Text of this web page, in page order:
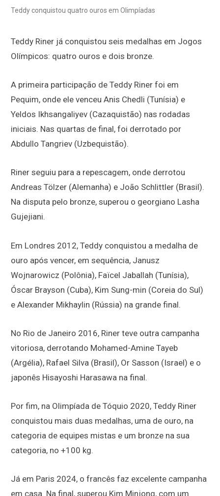
Teddy conquistou quatro ouros em Olimpíadas
Teddy Riner já conquistou seis medalhas em Jogos
Olímpicos: quatro ouros e dois bronze.
A primeira participação de Teddy Riner foi em
Pequim, onde ele venceu Anis Chedli (Tunísia) e
Yeldos Ikhsangaliyev (Cazaquistão) nas rodadas
iniciais. Nas quartas de final, foi derrotado por
Abdullo Tangriev (Uzbequistão).
Riner seguiu para a repescagem, onde derrotou
Andreas Tölzer (Alemanha) e João Schlittler (Brasil).
Na disputa pelo bronze, superou o georgiano Lasha
Gujejiani.
Em Londres 2012, Teddy conquistou a medalha de
ouro após vencer, em sequência, Janusz
Wojnarowicz (Polônia), Faïcel Jaballah (Tunísia),
Óscar Brayson (Cuba), Kim Sung-min (Coreia do Sul)
e Alexander Mikhaylin (Rússia) na grande final.
No Rio de Janeiro 2016, Riner teve outra campanha
vitoriosa, derrotando Mohamed-Amine Tayeb
(Argélia), Rafael Silva (Brasil), Or Sasson (Israel) e o
japonês Hisayoshi Harasawa na final.
Por fim, na Olimpíada de Tóquio 2020, Teddy Riner
conquistou mais duas medalhas, uma de ouro, na
categoria de equipes mistas e um bronze na sua
categoria, no +100 kg.
Já em Paris 2024, o francês faz excelente campanha
em casa. Na final, superou Kim Minjong, com um